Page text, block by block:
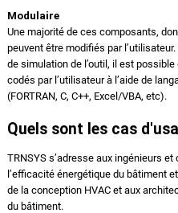
Modulaire
Une majorité de ces composants,
peuvent être modifiés par
de simulation de l’outil, il est
codés par l’utilisateur à l’aide de
(FORTRAN, C, C++, Excel/VBA, etc).
Quels sont les cas
TRNSYS s’adresse aux ingénieurs
l’efficacité énergétique du bâtiment
de la conception HVAC et aux
du bâtiment.